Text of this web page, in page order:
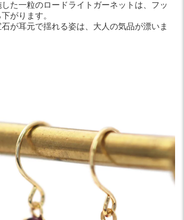
た一粒のロードライトガーネットは、フッ
がります。
が耳元で揺れる姿は、大人の気品が漂いま